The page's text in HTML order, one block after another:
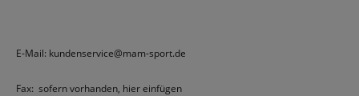
E-Mail: kundenservice@mam-sport.de
Fax: sofern vorhanden, hier einfügen